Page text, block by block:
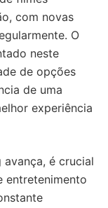
com novas
O
neste
de opções
de uma
experiência
é crucial
entretenimento